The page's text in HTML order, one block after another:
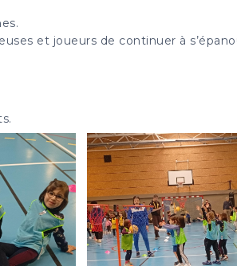
et joueurs de continuer à